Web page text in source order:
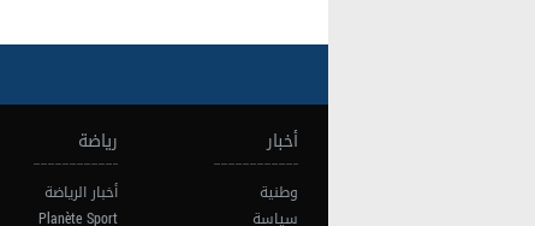
أخبار
وطنية
سياسة
رياضة
أخبار الرياضة
Planète Sport